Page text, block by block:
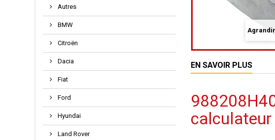
Autres
BMW
Citroën
Dacia
Fiat
Ford
Hyundai
Land Rover
EN SAVOIR PLUS